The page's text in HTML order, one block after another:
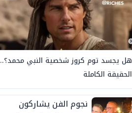
هل يجسد توم كروز شخصية النبي محمد؟..
الحقيقة الكاملة
نجوم الفن يشاركون